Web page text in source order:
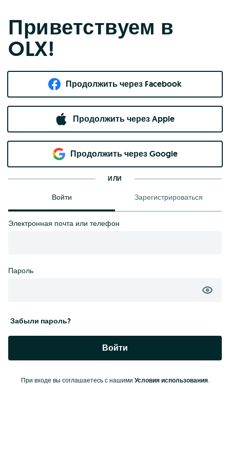
Приветствуем в
OLX!
Продолжить через Facebook
Продолжить через Apple
Продолжить через Google
ИЛИ
Войти Зарегистрироваться
Электронная почта или телефон
Пароль
Забыли пароль?
Войти
При входе вы соглашаетесь с нашими Условия использования.